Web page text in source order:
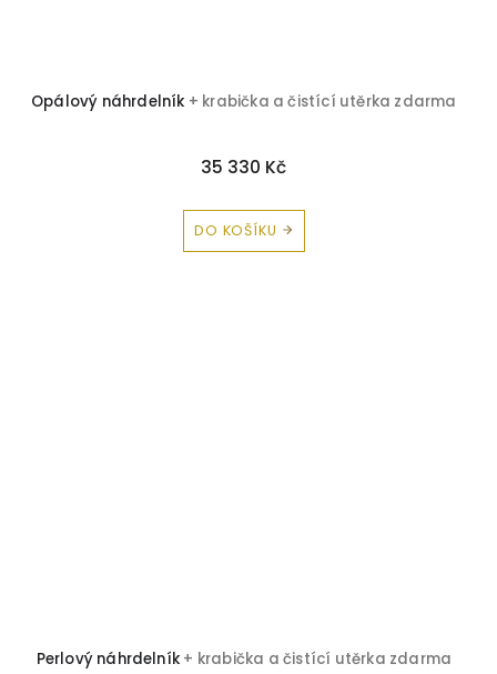
Opálový náhrdelník + krabička a čistící utěrka zdarma
35 330 Kč
DO KOŠÍKU
Perlový náhrdelník + krabička a čistící utěrka zdarma